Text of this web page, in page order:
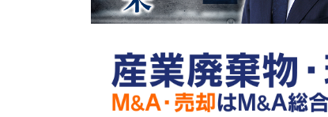
産業廃棄物処理業のM&A・事業承継の
産業廃棄物処理業界のM&A・事業承継
産業廃棄物・環境業界の成約事例一覧